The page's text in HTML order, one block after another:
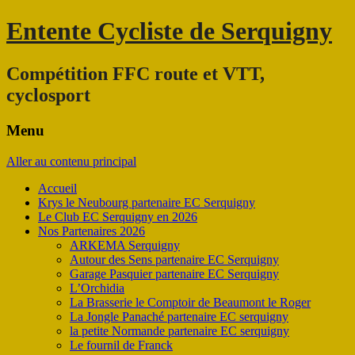
Entente Cycliste de Serquigny
Compétition FFC route et VTT,
cyclosport
Menu
Aller au contenu principal
Accueil
Krys le Neubourg partenaire EC Serquigny
Le Club EC Serquigny en 2026
Nos Partenaires 2026
ARKEMA Serquigny
Autour des Sens partenaire EC Serquigny
Garage Pasquier partenaire EC Serquigny
L’Orchidia
La Brasserie le Comptoir de Beaumont le Roger
La Jongle Panaché partenaire EC serquigny
la petite Normande partenaire EC serquigny
Le fournil de Franck